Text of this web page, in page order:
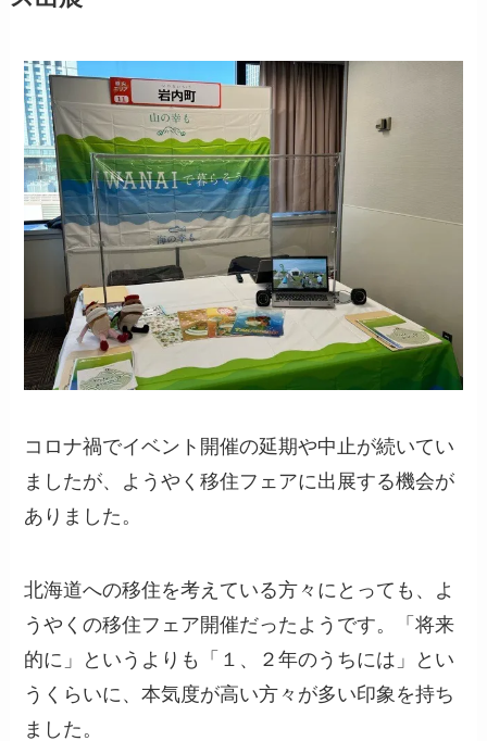
コロナ禍でイベント開催の延期や中止が続いてい
ましたが、ようやく移住フェアに出展する機会が
ありました。
北海道への移住を考えている方々にとっても、よ
うやくの移住フェア開催だったようです。「将来
的に」というよりも「１、２年のうちには」とい
うくらいに、本気度が高い方々が多い印象を持ち
ました。